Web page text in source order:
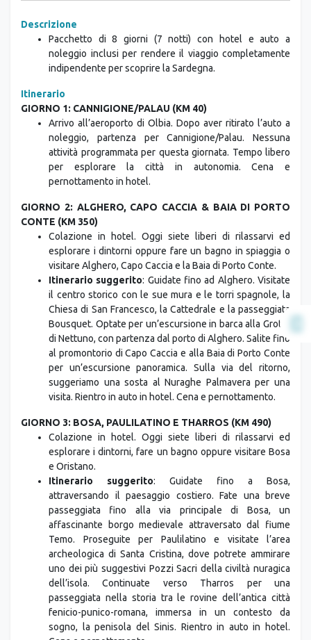
Pacchetto di 8 giorni (7 notti) con hotel e auto a
noleggio inclusi per rendere il viaggio completamente
indipendente per scoprire la Sardegna.
GIORNO 1: CANNIGIONE/PALAU (KM 40)
Arrivo all’aeroporto di Olbia. Dopo aver ritirato l’auto a
noleggio, partenza per Cannigione/Palau. Nessuna
attività programmata per questa giornata. Tempo libero
per esplorare la città in autonomia. Cena e
pernottamento in hotel.
CONTE (KM 350)
Colazione in hotel. Oggi siete liberi di rilassarvi ed
esplorare i dintorni oppure fare un bagno in spiaggia o
visitare Alghero, Capo Caccia e la Baia di Porto Conte.
Itinerario suggerito : Guidate fino ad Alghero. Visitate
il centro storico con le sue mura e le torri spagnole, la
Chiesa di San Francesco, la Cattedrale e la passeggiata
Bousquet. Optate per un’escursione in barca alla Grotta
di Nettuno, con partenza dal porto di Alghero. Salite fino
al promontorio di Capo Caccia e alla Baia di Porto Conte
per un’escursione panoramica. Sulla via del ritorno,
suggeriamo una sosta al Nuraghe Palmavera per una
visita. Rientro in auto in hotel. Cena e pernottamento.
Colazione in hotel. Oggi siete liberi di rilassarvi ed
esplorare i dintorni, fare un bagno oppure visitare Bosa
e Oristano.
Itinerario suggerito
attraversando il paesaggio costiero. Fate una breve
passeggiata fino alla via principale di Bosa, un
affascinante borgo medievale attraversato dal fiume
Temo. Proseguite per Paulilatino e visitate l’area
archeologica di Santa Cristina, dove potrete ammirare
uno dei più suggestivi Pozzi Sacri della civiltà nuragica
dell’isola. Continuate verso Tharros per una
passeggiata nella storia tra le rovine dell’antica città
fenicio-punico-romana, immersa in un contesto da
sogno, la penisola del Sinis. Rientro in auto in hotel.
Cena e pernottamento.